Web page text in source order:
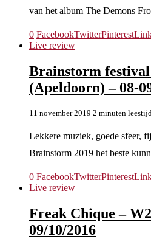
van het album The Demons
0 FacebookTwitterPinterest
Live review
Brainstorm
(Apeldoorn) – 08-
11 november 2019 2 minuten
Lekkere muziek, goede sfeer,
Brainstorm 2019 het beste
0 FacebookTwitterPinterest
Live review
Freak Chique –
09/10/2016